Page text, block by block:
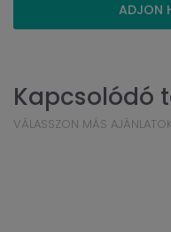
ADJON
Kapcsolódó
VÁLASSZON MÁS